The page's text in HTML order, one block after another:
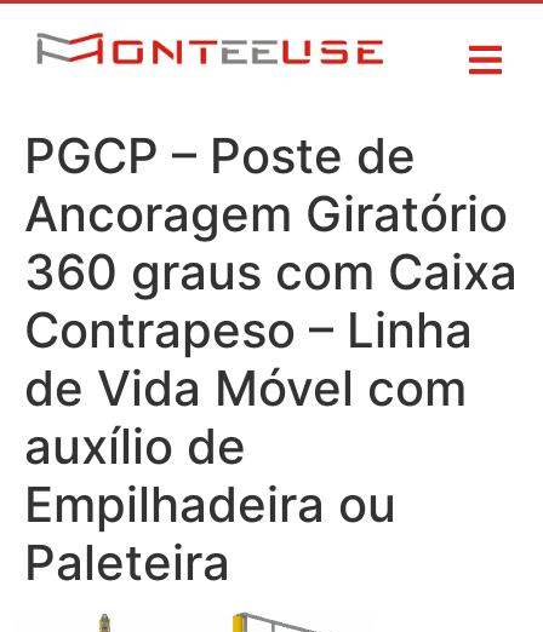
PGCP – Poste de
Ancoragem Giratório
360 graus com Caixa
Contrapeso – Linha
de Vida Móvel com
auxílio de
Empilhadeira ou
Paleteira